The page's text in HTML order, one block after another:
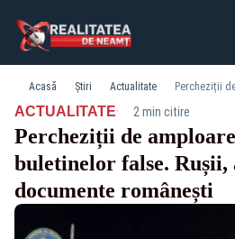
Acasă Știri Actualitate
ACTUALITATE· 2 min citire
Percheziții de
buletinelor false. Rușii,
documente românești